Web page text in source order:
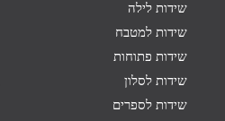
שידות לילה
שידות למטבח
שידות פתוחות
שידות לסלון
שידות לספרים